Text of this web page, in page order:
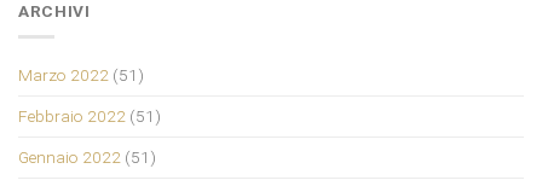
ARCHIVI
Marzo 2022 (51)
Febbraio 2022 (51)
Gennaio 2022 (51)